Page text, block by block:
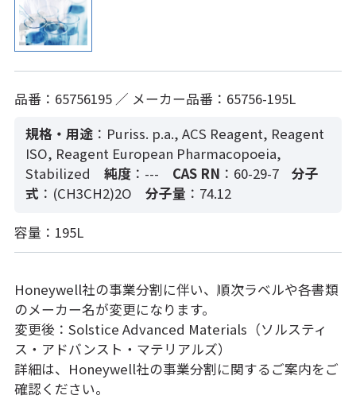
品番：65756195 ／ メーカー品番：65756-195L
規格・用途 ：Puriss. p.a., ACS Reagent, Reagent
ISO, Reagent European Pharmacopoeia,
Stabilized
純度：--- CAS RN ：60-29-7
分子
式 ：(CH3CH2)2O 分子量 ：74.12
容量：195L
Honeywell社の事業分割に伴い、順次ラベルや各書類
のメーカー名が変更になります。
変更後：Solstice Advanced Materials（ソルスティ
ス・アドバンスト・マテリアルズ）
詳細は、Honeywell社の事業分割に関するご案内をご
確認ください。